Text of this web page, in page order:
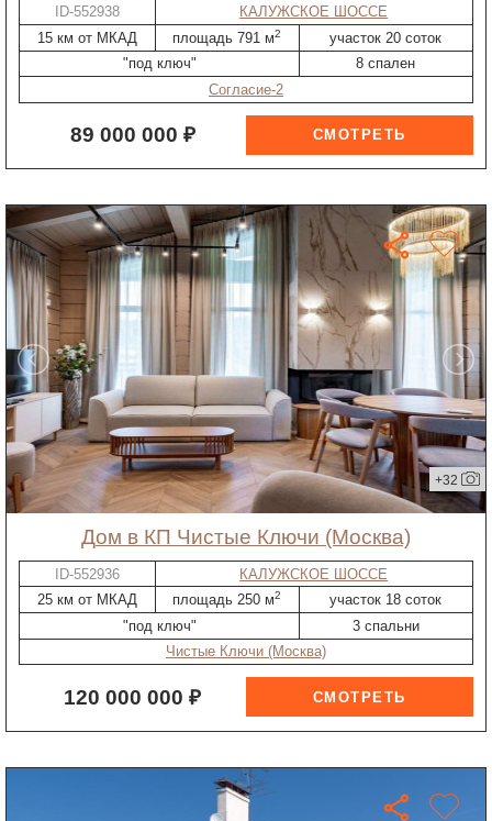
ID-552938
КАЛУЖСКОЕ ШОССЕ
15 км от МКАД
площадь 791 м2
участок 20 соток
"под ключ"
8 спален
Согласие-2
89 000 000 ₽
+32
дом в КП Чистые Ключи (Москва)
ID-552936
КАЛУЖСКОЕ ШОССЕ
25 км от МКАД
площадь 250 м2
участок 18 соток
"под ключ"
3 спальни
Чистые Ключи (Москва)
120 000 000 ₽